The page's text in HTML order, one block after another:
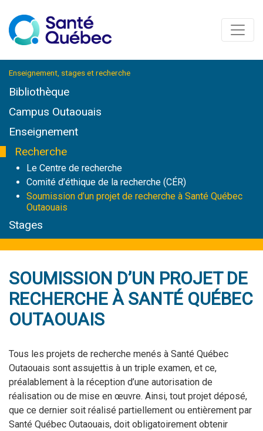
Enseignement, stages et recherche
Bibliothèque
Campus Outaouais
Enseignement
Recherche
Le Centre de recherche
Comité d’éthique de la recherche (CÉR)
Soumission d’un projet de recherche à Santé Québec
Outaouais
Stages
SOUMISSION D’UN PROJET DE
RECHERCHE À SANTÉ QUÉBEC
OUTAOUAIS
Tous les projets de recherche menés à Santé Québec
Outaouais sont assujettis à un triple examen, et ce,
préalablement à la réception d’une autorisation de
réalisation ou de mise en œuvre. Ainsi, tout projet déposé,
que ce dernier soit réalisé partiellement ou entièrement par
Santé Québec Outaouais, doit obligatoirement obtenir